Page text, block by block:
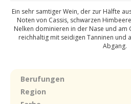
Ein sehr samtiger Wein, der zur Hälfte
Noten von Cassis, schwarzen
Nelken dominieren in der Nase und am
reichhaltig mit seidigen Tanninen und
Abgang.
Berufungen
Region